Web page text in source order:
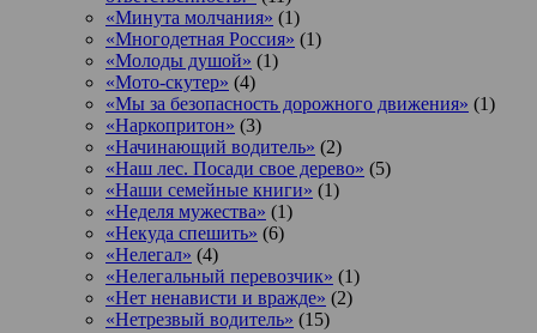
«Минута молчания» (1)
«Многодетная Россия» (1)
«Молоды душой» (1)
«Мото-скутер» (4)
«Мы за безопасность дорожного движения» (1)
«Наркопритон» (3)
«Начинающий водитель» (2)
«Наш лес. Посади свое дерево» (5)
«Наши семейные книги» (1)
«Неделя мужества» (1)
«Некуда спешить» (6)
«Нелегал» (4)
«Нелегальный перевозчик» (1)
«Нет ненависти и вражде» (2)
«Нетрезвый водитель» (15)